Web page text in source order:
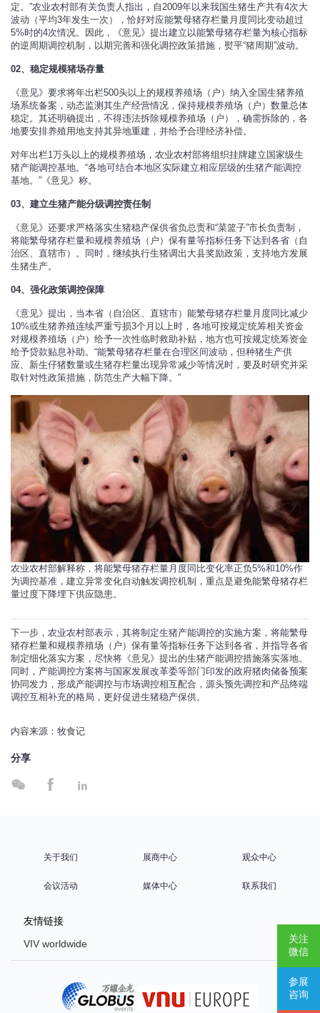
关注
微信
参展
咨询
定。”农业农村部有关负责人指出，自2009年以来我国生猪生产共有4次大
波动（平均3年发生一次），恰好对应能繁母猪存栏量月度同比变动超过
5%时的4次情况。因此，《意见》提出建立以能繁母猪存栏量为核心指标
的逆周期调控机制，以期完善和强化调控政策措施，熨平“猪周期”波动。
02、稳定规模猪场存量
《意见》要求将年出栏500头以上的规模养殖场（户）纳入全国生猪养殖
场系统备案，动态监测其生产经营情况，保持规模养殖场（户）数量总体
稳定。其还明确提出，不得违法拆除规模养殖场（户），确需拆除的，各
地要安排养殖用地支持其异地重建，并给予合理经济补偿。
对年出栏1万头以上的规模养殖场，农业农村部将组织挂牌建立国家级生
猪产能调控基地。“各地可结合本地区实际建立相应层级的生猪产能调控
基地。”《意见》称。
03、建立生猪产能分级调控责任制
《意见》还要求严格落实生猪稳产保供省负总责和“菜篮子”市长负责制，
将能繁母猪存栏量和规模养殖场（户）保有量等指标任务下达到各省（自
治区、直辖市）。同时，继续执行生猪调出大县奖励政策，支持地方发展
生猪生产。
04、强化政策调控保障
《意见》提出，当本省（自治区、直辖市）能繁母猪存栏量月度同比减少
10%或生猪养殖连续严重亏损3个月以上时，各地可按规定统筹相关资金
对规模养殖场（户）给予一次性临时救助补贴，地方也可按规定统筹资金
给予贷款贴息补助。“能繁母猪存栏量在合理区间波动，但种猪生产供
应、新生仔猪数量或生猪存栏量出现异常减少等情况时，要及时研究并采
取针对性政策措施，防范生产大幅下降。”
农业农村部解释称，将能繁母猪存栏量月度同比变化率正负5%和10%作
为调控基准，建立异常变化自动触发调控机制，重点是避免能繁母猪存栏
量过度下降埋下供应隐患。
下一步，农业农村部表示，其将制定生猪产能调控的实施方案，将能繁母
猪存栏量和规模养殖场（户）保有量等指标任务下达到各省，并指导各省
制定细化落实方案，尽快将《意见》提出的生猪产能调控措施落实落地。
同时，产能调控方案将与国家发展改革委等部门印发的政府猪肉储备预案
协同发力，形成产能调控与市场调控相互配合，源头预先调控和产品终端
调控互相补充的格局，更好促进生猪稳产保供。
内容来源：牧食记
分享
  
关于我们 展商中心 观众中心
会议活动 媒体中心 联系我们
友情链接
VIV worldwide
Poultry Africa